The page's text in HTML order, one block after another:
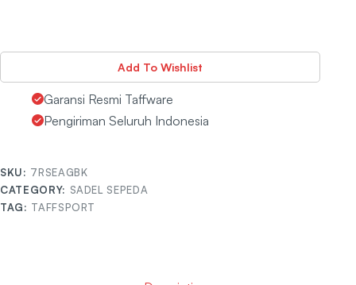
Add To Wishlist
Garansi Resmi Taffware
Pengiriman Seluruh Indonesia
SKU: 7RSEAGBK
CATEGORY: SADEL SEPEDA
TAG: TAFFSPORT